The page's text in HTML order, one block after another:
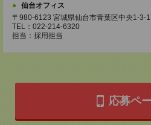
仙台オフィス
〒980-6123 宮城県仙台市青葉区中央1-3-
TEL：022-214-6320
担当：採用担当
応募ペ